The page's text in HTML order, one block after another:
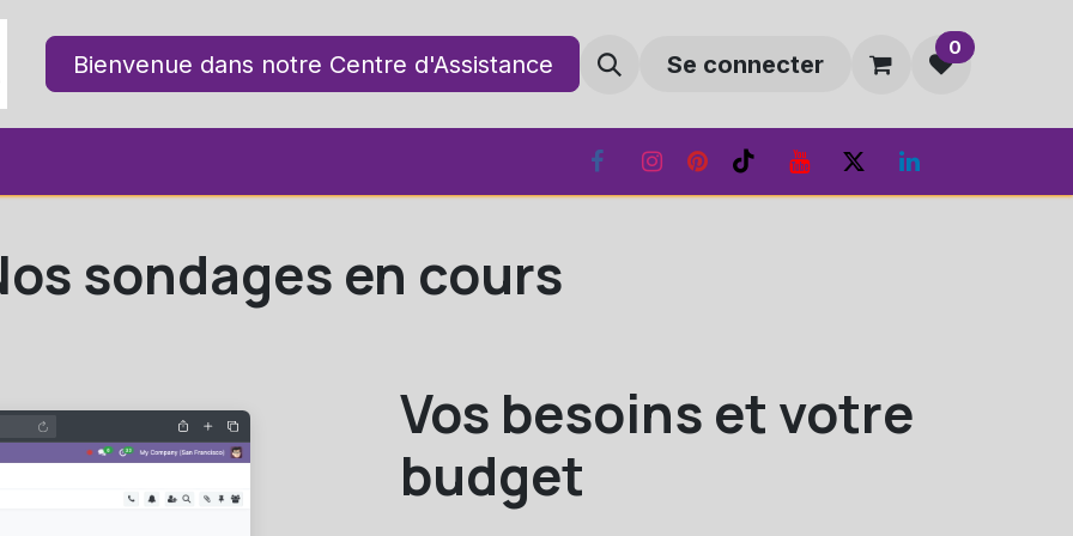
Accueil Tous Nos Services Site Corporate Landing Page
Bienvenue dans notre Centre d'Assistance Se connecter
0
sondages en cours
Vos besoins et votre
budget